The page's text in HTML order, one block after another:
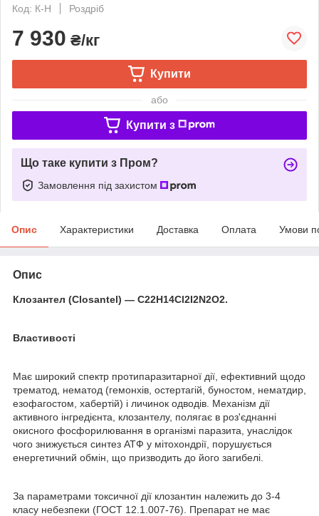
Код: К-Н
Роздріб
7 930 ₴/кг
Купити
або
Купити з
Що таке купити з Пром?
Замовлення під захистом
Опис Характеристики Доставка Оплата Умови
Опис
Клозантел (Closantel) — C22H14Cl2I2N2O2.
Властивості
Має широкий спектр протипаразитарної дії, ефективний щодо
трематод, нематод (гемонхів, остертагій, буностом, нематдир,
езофагостом, хабертій) і личинок одводів. Механізм дії
активного інгредієнта, клозантелу, полягає в роз'єднанні
окисного фосфорилювання в організмі паразита, унаслідок
чого знижується синтез АТФ у мітохондрії, порушується
енергетичний обмін, що призводить до його загибелі.
За параметрами токсичної дії клозантин належить до 3-4
класу небезпеки (ГОСТ 12.1.007-76). Препарат не має